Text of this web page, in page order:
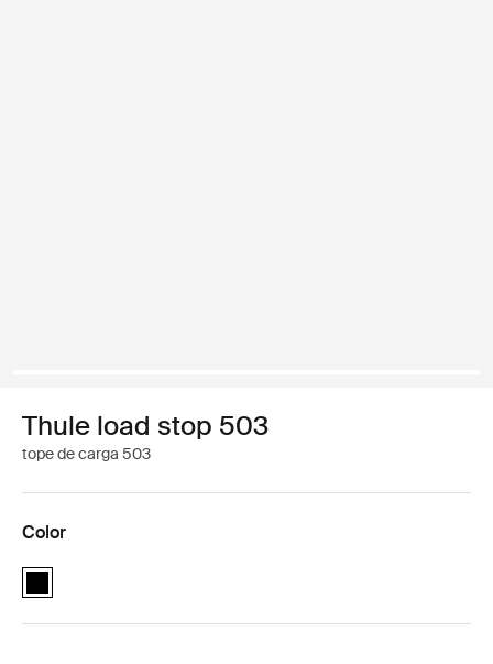
Thule load stop 503
tope de carga 503
Color
Thule load stop 503 Negro (selected)